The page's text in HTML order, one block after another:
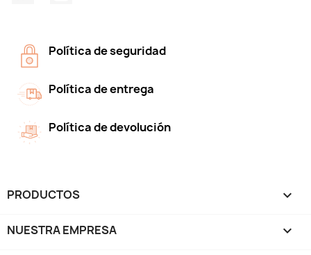
Política de seguridad
Política de entrega
Política de devolución
PRODUCTOS 
NUESTRA EMPRESA 